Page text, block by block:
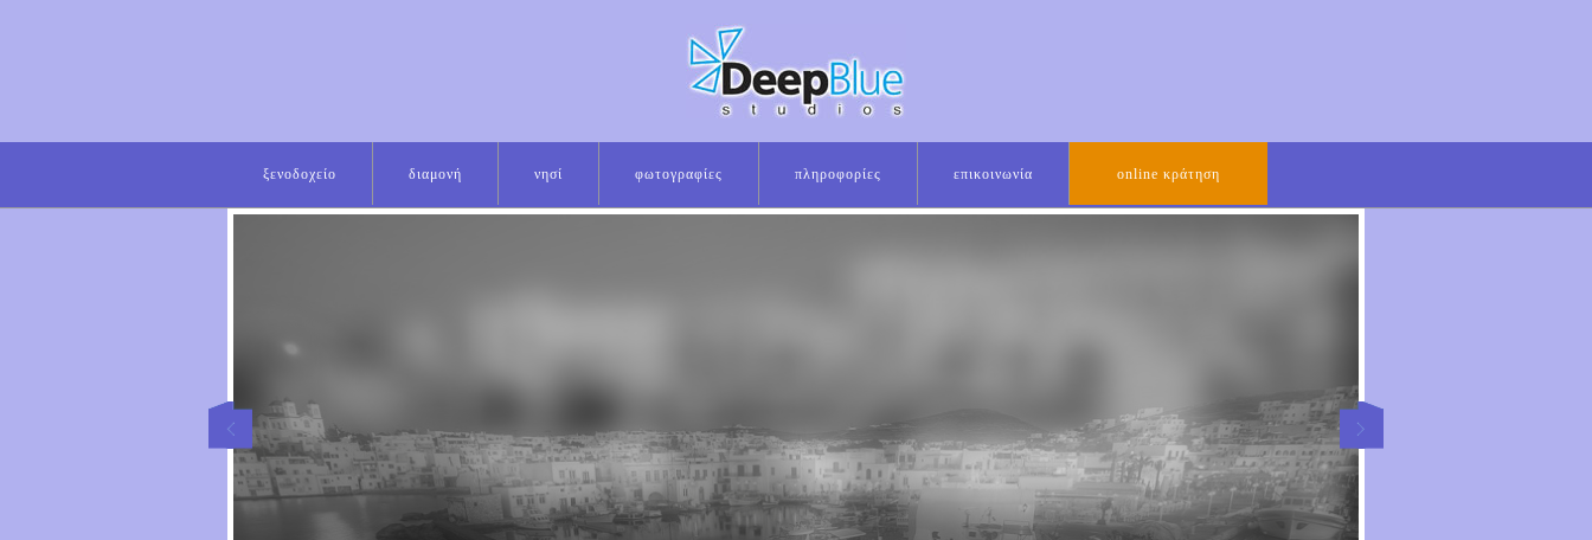
ξενοδοχείο διαμονή νησί φωτογραφίες πληροφορίες επικοινωνία οnline κράτηση